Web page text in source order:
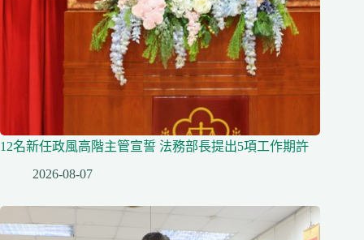
12名新任政風高階主管宣誓 法務部長提出5項工作期許
2026-08-07